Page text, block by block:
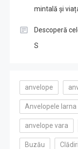
mintală și
Descoperă
S
anvelope
Anvelopele
anvelope vara
Buzău